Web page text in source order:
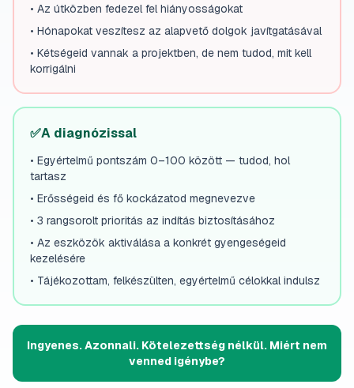
• Az útközben fedezel fel hiányosságokat
• Hónapokat veszítesz az alapvető dolgok javítgatásával
• Kétségeid vannak a projektben, de nem tudod, mit kell
korrigálni
✅A diagnózissal
• Egyértelmű pontszám 0–100 között — tudod, hol
tartasz
• Erősségeid és fő kockázatod megnevezve
• 3 rangsorolt prioritás az indítás biztosításához
• Az eszközök aktiválása a konkrét gyengeségeid
kezelésére
• Tájékozottam, felkészülten, egyértelmű célokkal indulsz
Ingyenes. Azonnali. Kötelezettség nélkül. Miért nem
venned igénybe?